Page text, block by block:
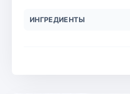
ИНГРЕДИЕНТЫ